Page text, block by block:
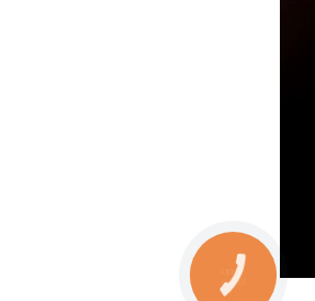
КНОПКА
ЗВ'ЯЗКУ